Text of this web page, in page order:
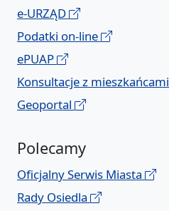
e-URZĄD
Podatki on-line
ePUAP
Konsultacje z mieszkańcami
Geoportal
Polecamy
Oficjalny Serwis Miasta
Rady Osiedla